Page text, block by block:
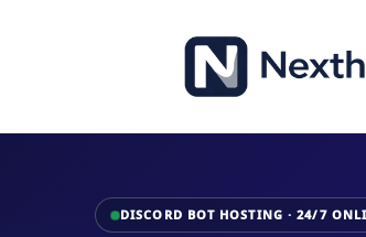
DISCORD BOT HOSTING · 24/7